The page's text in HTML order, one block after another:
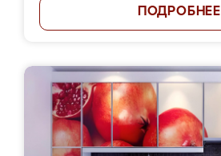
ПОДРОБНЕЕ